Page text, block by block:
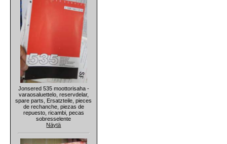
Jonsered 535 moottorisaha -
varaosaluettelo, reservdelar,
spare parts, Ersatzteile, pieces
de rechanche, piezas de
repuesto, ricambi, pecas
sobresselente
Näytä